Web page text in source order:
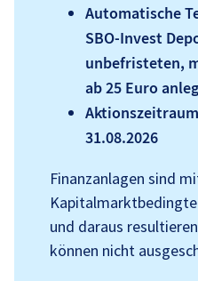
Automatische
SBO-Invest
unbefristeten,
ab 25 Euro
31.08.2026
Finanzanlagen sind
und daraus
können nicht